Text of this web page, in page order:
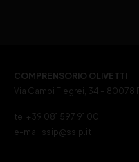
COMPRENSORIO OLIVETTI
Via Campi Flegrei, 34 – 80078
tel +39 081 597 91 00
e-mail ssip@ssip.it